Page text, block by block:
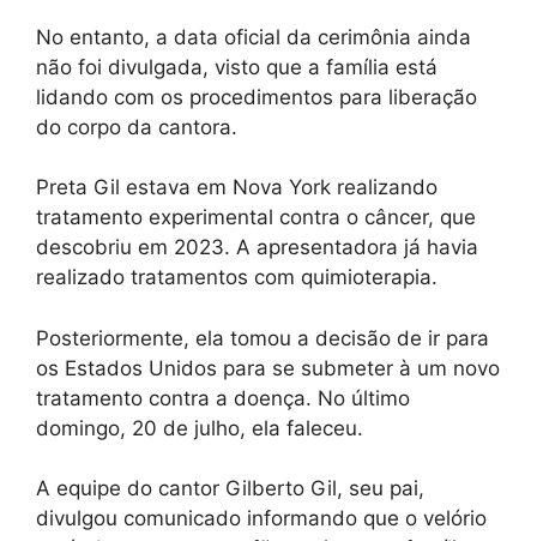
No entanto, a data oficial da cerimônia ainda
não foi divulgada, visto que a família está
lidando com os procedimentos para liberação
do corpo da cantora.
Preta Gil estava em Nova York realizando
tratamento experimental contra o câncer, que
descobriu em 2023. A apresentadora já havia
realizado tratamentos com quimioterapia.
Posteriormente, ela tomou a decisão de ir para
os Estados Unidos para se submeter à um novo
tratamento contra a doença. No último
domingo, 20 de julho, ela faleceu.
A equipe do cantor Gilberto Gil, seu pai,
divulgou comunicado informando que o velório